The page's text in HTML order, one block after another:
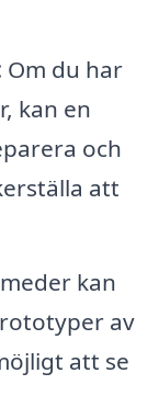
Om du har
kan en
och
att
kan
av
att se